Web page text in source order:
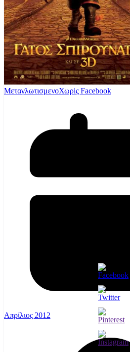
ΜεταγλωτισμενοΧωρiς Facebook
Απρίλιος 2012